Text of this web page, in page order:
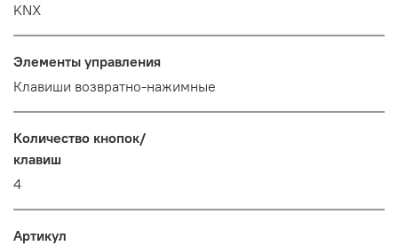
KNX
Элементы управления
Клавиши возвратно-нажимные
Количество кнопок/
клавиш
4
Артикул